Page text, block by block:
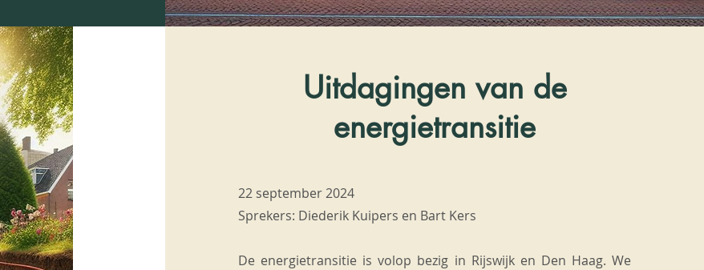
Uitdagingen van de
energietransitie
22 september 2024
Sprekers: Diederik Kuipers en Bart Kers
De energietransitie is volop bezig in Rijswijk en Den Haag. We